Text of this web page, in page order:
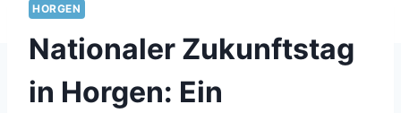
HORGEN
Nationaler Zukunftstag
in Horgen: Ein